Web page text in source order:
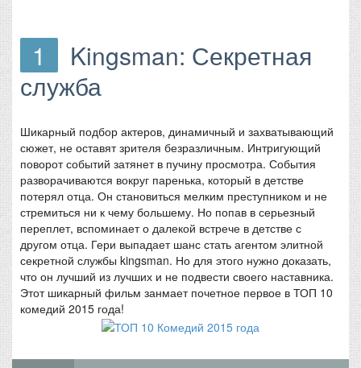
1
Kingsman: Секретная
служба
Шикарный подбор актеров, динамичный и захватывающий
сюжет, не оставят зрителя безразличным. Интригующий
поворот событий затянет в пучину просмотра. События
разворачиваются вокруг паренька, который в детстве
потерял отца. Он становиться мелким преступником и не
стремиться ни к чему большему. Но попав в серьезный
переплет, вспоминает о далекой встрече в детстве с
другом отца. Гери выпадает шанс стать агентом элитной
секретной службы kingsman. Но для этого нужно доказать,
что он лучший из лучших и не подвести своего наставника.
Этот шикарный фильм занмает почетное первое в ТОП 10
комедий 2015 года!